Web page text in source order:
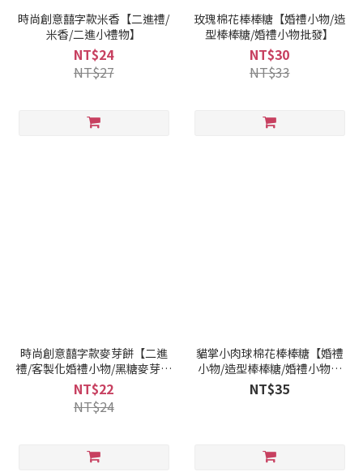
時尚創意囍字款米香【二進禮/
米香/二進小禮物】
NT$24
NT$27
玫瑰棉花棒棒糖【婚禮小物/造
型棒棒糖/婚禮小物批發】
NT$30
NT$33
時尚創意囍字款麥芽餅【二進
禮/客製化婚禮小物/黑糖麥芽餅
乾】
NT$22
NT$24
貓掌小肉球棉花棒棒糖【婚禮
小物/造型棒棒糖/婚禮小物推
薦】
NT$35